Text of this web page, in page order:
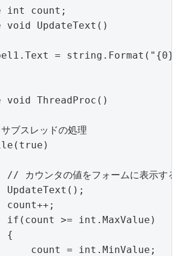
int count;
void UpdateText()
=
void ThreadProc()
スレッドの処理
カウンタの値をフォームに表示する
UpdateText();
count++;
if(count >= int.MaxValue)
{
count = int.MinValue;